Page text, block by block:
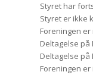
Styret har
Styret er ikke
Foreningen
Deltagelse på
Deltagelse på
Foreningen